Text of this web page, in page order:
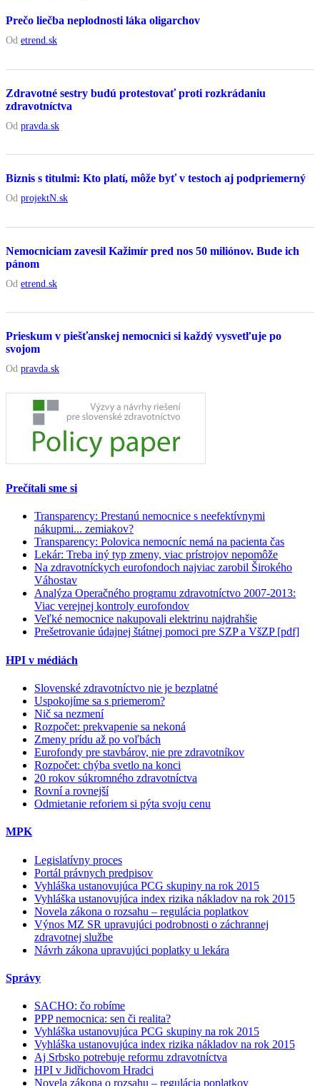
Prečo liečba neplodnosti láka oligarchov
Od etrend.sk
Zdravotné sestry budú protestovať proti rozkrádaniu
zdravotníctva
Od pravda.sk
Biznis s titulmi: Kto platí, môže byť v testoch aj podpriemerný
Od projektN.sk
Nemocniciam zavesil Kažimír pred nos 50 miliónov. Bude ich
pánom
Od etrend.sk
Prieskum v piešťanskej nemocnici si každý vysvetľuje po
svojom
Od pravda.sk
Prečítali sme si
Transparency: Prestanú nemocnice s neefektívnymi
nákupmi... zemiakov?
Transparency: Polovica nemocníc nemá na pacienta čas
Lekár: Treba iný typ zmeny, viac prístrojov nepomôže
Na zdravotníckych eurofondoch najviac zarobil Širokého
Váhostav
Analýza Operačného programu zdravotníctvo 2007-2013:
Viac verejnej kontroly eurofondov
Veľké nemocnice nakupovali elektrinu najdrahšie
Prešetrovanie údajnej štátnej pomoci pre SZP a VšZP [pdf]
HPI v médiách
Slovenské zdravotníctvo nie je bezplatné
Uspokojíme sa s priemerom?
Nič sa nezmení
Rozpočet: prekvapenie sa nekoná
Zmeny prídu až po voľbách
Eurofondy pre stavbárov, nie pre zdravotníkov
Rozpočet: chýba svetlo na konci
20 rokov súkromného zdravotníctva
Rovní a rovnejší
Odmietanie reforiem si pýta svoju cenu
MPK
Legislatívny proces
Portál právnych predpisov
Vyhláška ustanovujúca PCG skupiny na rok 2015
Vyhláška ustanovujúca index rizika nákladov na rok 2015
Novela zákona o rozsahu – regulácia poplatkov
Výnos MZ SR upravujúci podrobnosti o záchrannej
zdravotnej službe
Návrh zákona upravujúci poplatky u lekára
Správy
SACHO: čo robíme
PPP nemocnica: sen či realita?
Vyhláška ustanovujúca PCG skupiny na rok 2015
Vyhláška ustanovujúca index rizika nákladov na rok 2015
Aj Srbsko potrebuje reformu zdravotníctva
HPI v Jidřichovom Hradci
Novela zákona o rozsahu – regulácia poplatkov